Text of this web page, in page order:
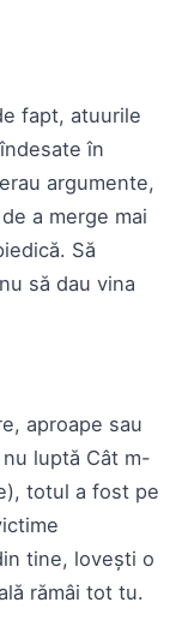
fapt, atuurile
în
argumente,
a merge mai
Să
să dau vina
aproape sau
luptă Cât m-
totul a fost pe
tine, lovești o
rămâi tot tu.